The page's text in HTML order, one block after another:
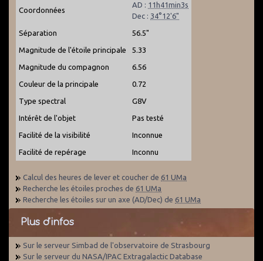
Coordonnées
AD : 11h41min3s
Dec : 34°12'6"
Séparation 56.5"
Magnitude de l'étoile principale 5.33
Magnitude du compagnon 6.56
Couleur de la principale 0.72
Type spectral G8V
Intérêt de l'objet Pas testé
Facilité de la visibilité Inconnue
Facilité de repérage Inconnu
Calcul des heures de lever et coucher de 61 UMa
Recherche les étoiles proches de 61 UMa
Recherche les étoiles sur un axe (AD/Dec) de 61 UMa
Plus d'infos
Sur le serveur Simbad de l'observatoire de Strasbourg
Sur le serveur du NASA/IPAC Extragalactic Database